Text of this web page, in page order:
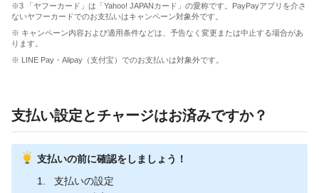
※3 「ヤフーカード」は「Yahoo! JAPANカード」の愛称です。PayPayアプリを介さ
ないヤフーカードでのお支払いはキャンペーン対象外です。
※ キャンペーン内容および適用条件などは、予告なく変更または中止する場合があ
ります。
※ LINE Pay・Alipay（支付宝）でのお支払いは対象外です。
支払い設定とチャージはお済みですか？
支払いの前に確認をしましょう！
支払いの設定